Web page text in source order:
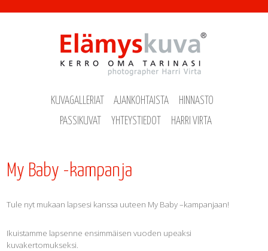
KUVAGALLERIAT AJANKOHTAISTA
HINNASTO
PASSIKUVAT
YHTEYSTIEDOT HARRI VIRTA
My Baby -kampanja
Tule nyt mukaan lapsesi kanssa uuteen My Baby –kampanjaan!
Ikuistamme lapsenne ensimmäisen vuoden upeaksi
kuvakertomukseksi.